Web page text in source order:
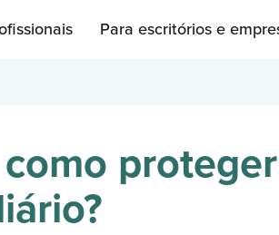
Para escritórios e
proteger